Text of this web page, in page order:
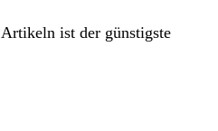
ist der günstigste